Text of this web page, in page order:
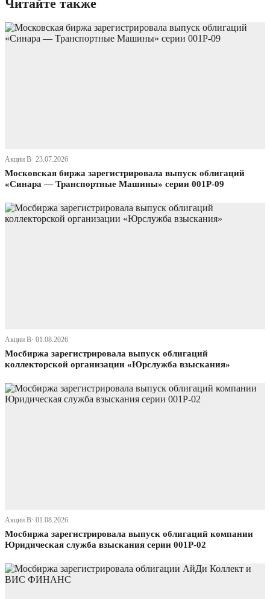
Читайте также
Акции В· 23.07.2026
Московская биржа зарегистрировала выпуск облигаций
«Синара — Транспортные Машины» серии 001P-09
Акции В· 01.08.2026
Мосбиржа зарегистрировала выпуск облигаций
коллекторской организации «Юрслужба взыскания»
Акции В· 01.08.2026
Мосбиржа зарегистрировала выпуск облигаций компании
Юридическая служба взыскания серии 001Р-02